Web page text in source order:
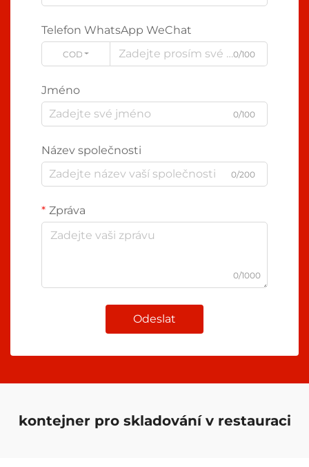
Telefon WhatsApp WeChat
CODE 0/100
Jméno
0/100
Název společnosti
0/200
Zpráva
0/1000
Odeslat
kontejner pro skladování v restauraci